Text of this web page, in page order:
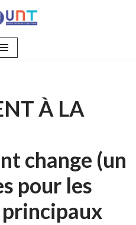
À LA
change (un
pour les